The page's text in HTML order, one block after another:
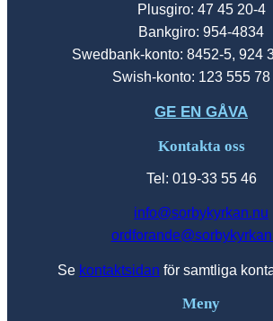
Plusgiro: 47 45 20-4
Bankgiro: 954-4834
Swedbank-konto: 8452-5, 924
Swish-konto: 123 555 78
GE EN GÅVA
Kontakta oss
Tel: 019-33 55 46
info@sorbykyrkan.nu
Se kontaktsidan för samtliga
Meny